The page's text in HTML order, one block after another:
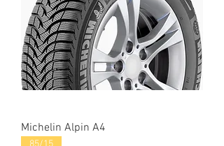
Michelin Alpin A4